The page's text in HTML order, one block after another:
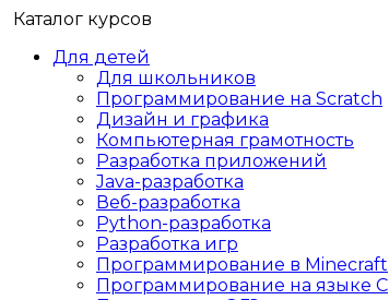
Каталог курсов
Для детей
Для школьников
Программирование на Scratch
Дизайн и графика
Компьютерная грамотность
Разработка приложений
Java-разработка
Веб-разработка
Python-разработка
Разработка игр
Программирование в Minecraft
Программирование на языке C